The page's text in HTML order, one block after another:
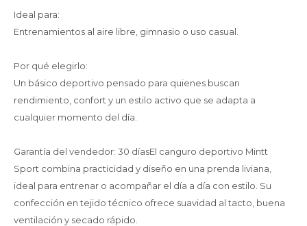
Ideal para:
Entrenamientos al aire libre, gimnasio o uso casual.
Por qué elegirlo:
Un básico deportivo pensado para quienes buscan
rendimiento, confort y un estilo activo que se adapta a
cualquier momento del día.
Garantía del vendedor: 30 díasEl canguro deportivo Mintt
Sport combina practicidad y diseño en una prenda liviana,
ideal para entrenar o acompañar el día a día con estilo. Su
confección en tejido técnico ofrece suavidad al tacto, buena
ventilación y secado rápido.